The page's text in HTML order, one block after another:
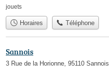
jouets
Horaires Téléphone
Sannois
3 Rue de la Horionne, 95110 Sannois